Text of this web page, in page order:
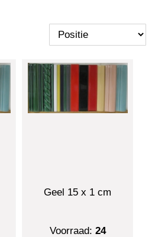
Geel 15 x 1 cm
Voorraad: 24